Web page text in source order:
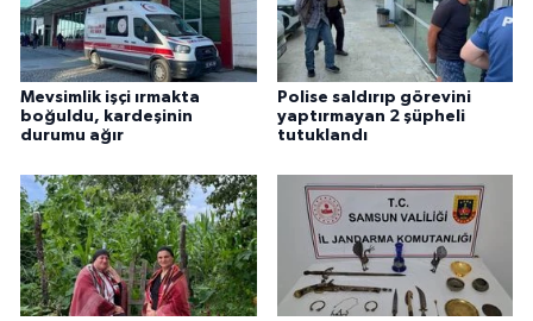
Mevsimlik işçi ırmakta
boğuldu, kardeşinin
durumu ağır
Polise saldırıp görevini
yaptırmayan 2 şüpheli
tutuklandı